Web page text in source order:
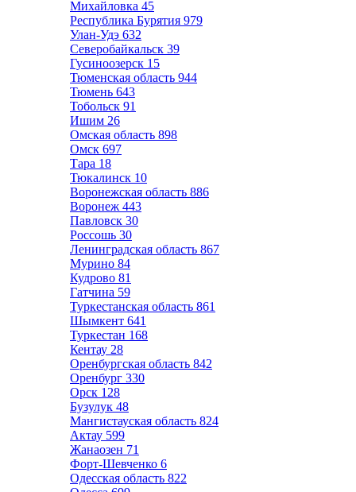
Михайловка 45
Республика Бурятия 979
Улан-Удэ 632
Северобайкальск 39
Гусиноозерск 15
Тюменская область 944
Тюмень 643
Тобольск 91
Ишим 26
Омская область 898
Омск 697
Тара 18
Тюкалинск 10
Воронежская область 886
Воронеж 443
Павловск 30
Россошь 30
Ленинградская область 867
Мурино 84
Кудрово 81
Гатчина 59
Туркестанская область 861
Шымкент 641
Туркестан 168
Кентау 28
Оренбургская область 842
Оренбург 330
Орск 128
Бузулук 48
Мангистауская область 824
Актау 599
Жанаозен 71
Форт-Шевченко 6
Одесская область 822